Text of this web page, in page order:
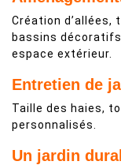
Création d’allées,
bassins
espace extérieur.
Entretien de
Taille des haies,
personnalisés.
Un jardin